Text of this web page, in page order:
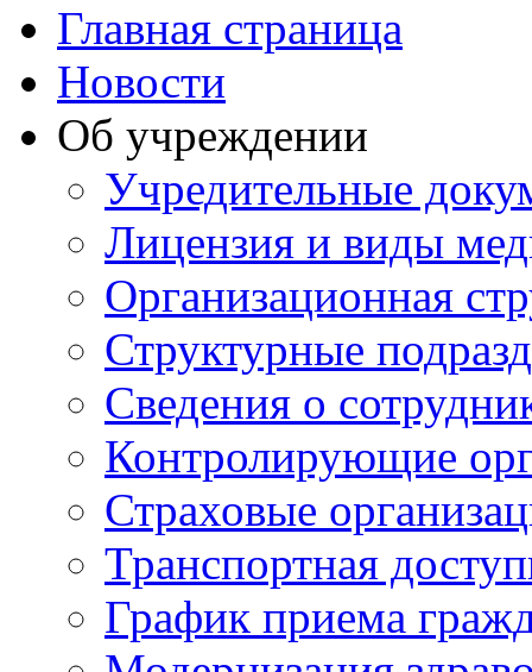
Главная страница
Новости
Об учреждении
Учредительные
Лицензия и виды
Организационная
Структурные
Сведения о
Контролирующие
Страховые
Транспортная
График приема